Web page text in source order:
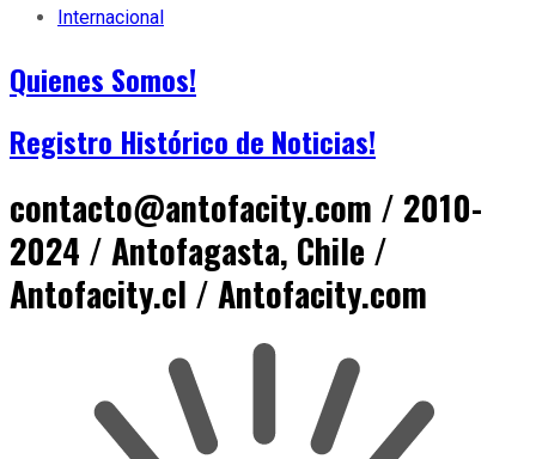
Internacional
Quienes Somos!
Registro Histórico de Noticias!
contacto@antofacity.com / 2010-
2024 / Antofagasta, Chile /
Antofacity.cl / Antofacity.com